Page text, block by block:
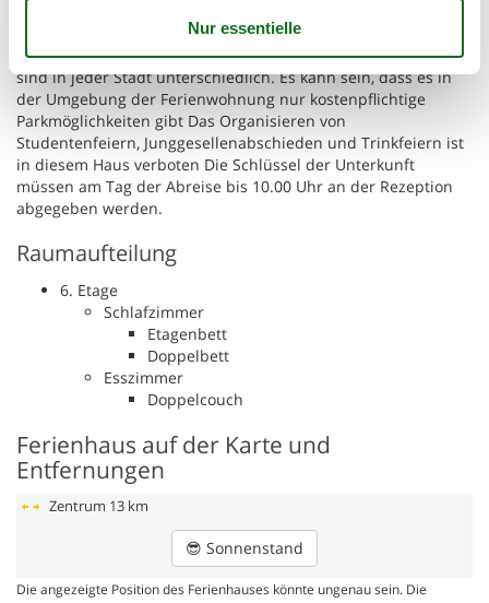
Gesellschaften von Personen unter 25 Jahren sind nicht
gestattet Die Verkehrsverhältnisse und Parkmöglichkeiten
sind in jeder Stadt unterschiedlich. Es kann sein, dass es in
der Umgebung der Ferienwohnung nur kostenpflichtige
Parkmöglichkeiten gibt Das Organisieren von
Studentenfeiern, Junggesellenabschieden und Trinkfeiern ist
in diesem Haus verboten Die Schlüssel der Unterkunft
müssen am Tag der Abreise bis 10.00 Uhr an der Rezeption
abgegeben werden.
Raumaufteilung
6. Etage
Schlafzimmer
Etagenbett
Doppelbett
Esszimmer
Doppelcouch
Ferienhaus auf der Karte und
Entfernungen
Zentrum 13 km
😎 Sonnenstand
Die angezeigte Position des Ferienhauses könnte ungenau sein. Die